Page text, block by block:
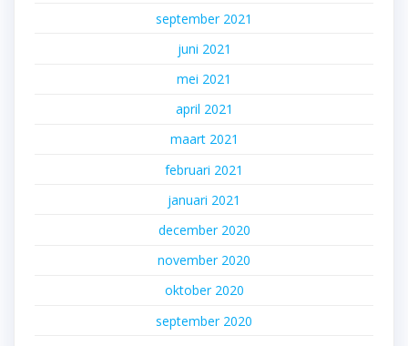
september 2021
juni 2021
mei 2021
april 2021
maart 2021
februari 2021
januari 2021
december 2020
november 2020
oktober 2020
september 2020